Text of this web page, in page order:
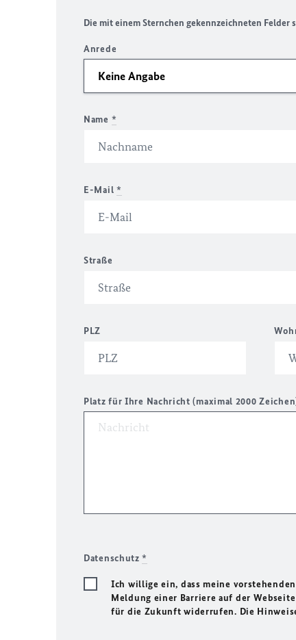
Die mit einem Sternchen gekennzeichneten
Anrede
Name *
E-Mail *
Straße
PLZ
Platz für Ihre Nachricht (maximal 2000
Datenschutz*
Ich willige ein, dass meine
Meldung einer Barriere auf der
für die Zukunft widerrufen. Die